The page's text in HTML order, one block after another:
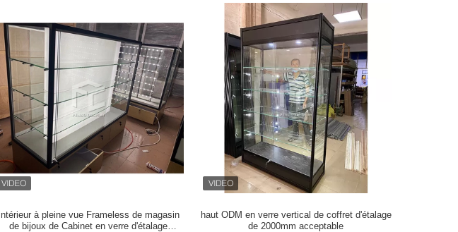
Intérieur à pleine vue Frameless de magasin
de bijoux de Cabinet en verre d'étalage
haut ODM en verre vertical de coffret d'étalage
de 2000mm acceptable